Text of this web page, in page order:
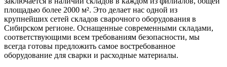
площадью более 2000 м². Это делает нас одной из
крупнейших сетей складов сварочного оборудования в
Сибирском регионе. Оснащенные современными складами,
соответствующими всем требованиям безопасности, мы
всегда готовы предложить самое востребованное
оборудование для сварки и расходные материалы.